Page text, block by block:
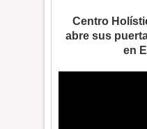
Centro
abre sus
en